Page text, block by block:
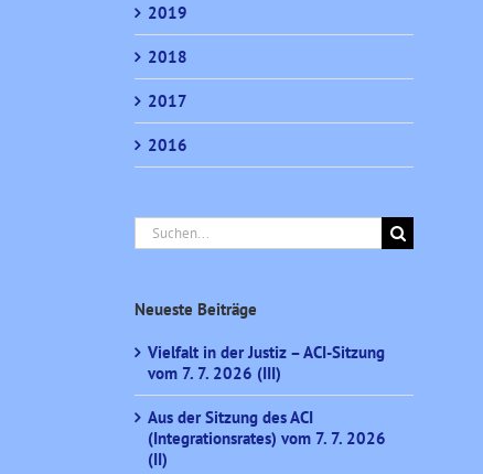
2019
2018
2017
2016
Suche
nach:
Neueste Beiträge
Vielfalt in der Justiz – ACI-Sitzung
vom 7. 7. 2026 (III)
Aus der Sitzung des ACI
(Integrationsrates) vom 7. 7. 2026
(II)